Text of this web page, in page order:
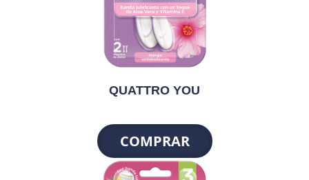
QUATTRO YOU
COMPRAR